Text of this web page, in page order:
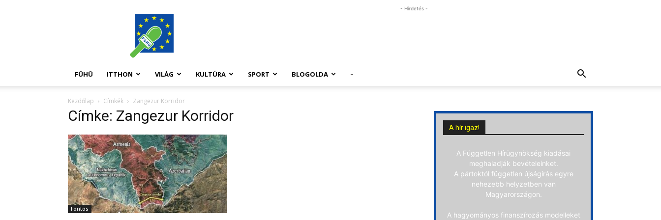
FüHü
- Hirdetés -
FÜHÜ ITTHON VILÁG KULTÚRA SPORT BLOGOLDA –
Kezdőlap Címkék Zangezur Korridor
Címke: Zangezur Korridor
Fontos
A hír igaz!
A Független Hírügynökség kiadásai
meghaladják bevételeinket.
A pártoktól független újságírás egyre
nehezebb helyzetben van
Magyarországon.
A hagyományos finanszírozás modelleket